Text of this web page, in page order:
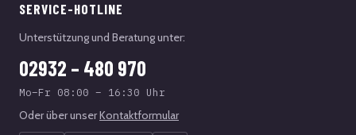
SERVICE-HOTLINE
Unterstützung und Beratung unter:
02932 – 480 970
Mo–Fr 08:00 – 16:30 Uhr
Oder über unserKontaktformular